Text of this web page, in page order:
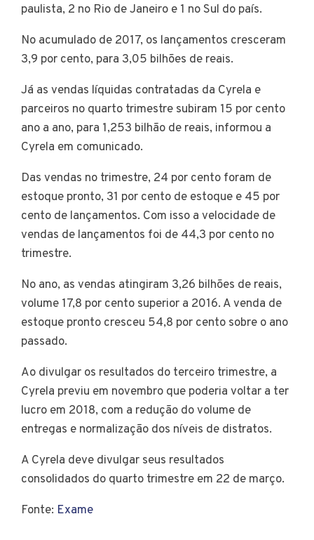
paulista, 2 no Rio de Janeiro e 1 no Sul do país.
No acumulado de 2017, os lançamentos cresceram
3,9 por cento, para 3,05 bilhões de reais.
Já as vendas líquidas contratadas da Cyrela e
parceiros no quarto trimestre subiram 15 por cento
ano a ano, para 1,253 bilhão de reais, informou a
Cyrela em comunicado.
Das vendas no trimestre, 24 por cento foram de
estoque pronto, 31 por cento de estoque e 45 por
cento de lançamentos. Com isso a velocidade de
vendas de lançamentos foi de 44,3 por cento no
trimestre.
No ano, as vendas atingiram 3,26 bilhões de reais,
volume 17,8 por cento superior a 2016. A venda de
estoque pronto cresceu 54,8 por cento sobre o ano
passado.
Ao divulgar os resultados do terceiro trimestre, a
Cyrela previu em novembro que poderia voltar a ter
lucro em 2018, com a redução do volume de
entregas e normalização dos níveis de distratos.
A Cyrela deve divulgar seus resultados
consolidados do quarto trimestre em 22 de março.
Fonte: Exame